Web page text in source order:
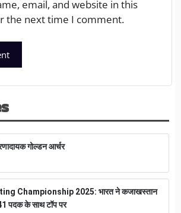
email, and website in this
the next time I comment.
गोल्डन आर्चर
Championship 2025: भारत ने कजाखस्तान
पदक के साथ टॉप पर